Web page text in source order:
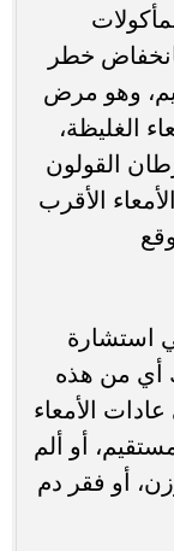
خطر
وهو مرض
الغليظة،
القولون
الأقرب
استشارة
أي من هذه
الأمعاء
أو ألم
أو فقر دم